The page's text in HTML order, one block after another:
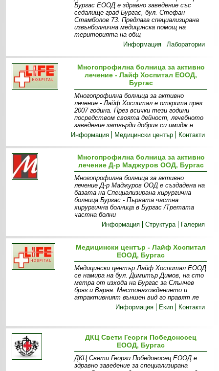
Бургас ЕООД е здравно заведение със
седалище град Бургас, бул. Стефан
Стамболов 73. Предлага специализирана
извънболнична медицинска помощ на
територията на общ
Информация
Лаборатории
Многопрофилна болница за активно
лечение - Лайф Хоспитал ЕООД,
Бургас
Многопрофилна болница за активно
лечение - Лайф Хоспитал е открита през
2007 година. През всички тези години
посредством своята дейност, лечебното
заведение затвърди добрия си имидж н
Информация
Медицински център Контакти
Многопрофилна болница за активно
лечение Д-р Маджуров ООД, Бургас
Многопрофилна болница за активно
лечение Д-р Маджуров ООД е създадена на
базата на Специализирана хирургична
болница Бургас - Първата частна
хирургична болница в Бургас /Третата
частна болни
Информация
Структура Галерия
Медицински център - Лайф Хоспитал
ЕООД, Бургас
Медицински център Лайф Хоспитал ЕООД
се намира на бул. Димитър Димов, на сто
метра от изхода на Бургас за Слънчев
бряг и Варна. Местонахождението и
атрактивният външен вид го правят ле
Информация
Екип Контакти
ДКЦ Свети Георги Победоносец
ЕООД, Бургас
ДКЦ Свети Георги Победоносец ЕООД е
здравно заведение за специализирана